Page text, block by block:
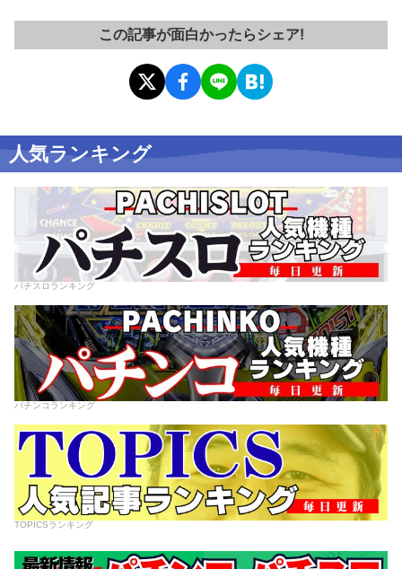
この記事が面白かったらシェア!
人気ランキング
パチスロランキング
パチンコランキング
TOPICSランキング